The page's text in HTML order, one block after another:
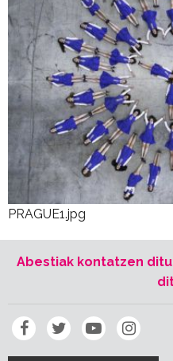
PRAGUE1.jpg
Abestiak kontatzen